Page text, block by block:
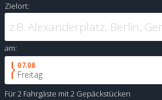
Zielort:
am:
07.08
Freitag
Für2 Fahrgäste mit2 Gepäckstücken